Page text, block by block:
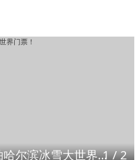
【最后3天】速戳，抽哈尔滨冰雪大世界门票！1/2